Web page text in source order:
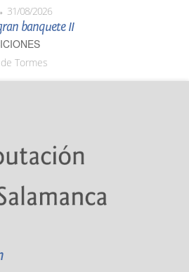
31/08/2026
banquete II
Tormes